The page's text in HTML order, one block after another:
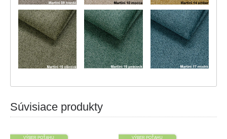
Súvisiace produkty
VÝBER POŤAHU VÝBER POŤAHU